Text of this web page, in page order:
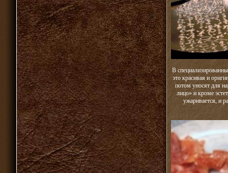
В
это красивая и
потом уносят для
лицо» и кроме
ужаривается, и